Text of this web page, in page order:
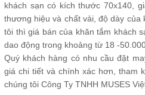
khách sạn có kích thước 70x140,
thương hiệu và chất vải, độ dày của
tôi thì giá bán của khăn tắm khách
dao động trong khoảng từ 18 -
Quý khách hàng có nhu cầu đặt
giá chi tiết và chính xác hơn, tham
chúng tôi Công Ty TNHH MUSES